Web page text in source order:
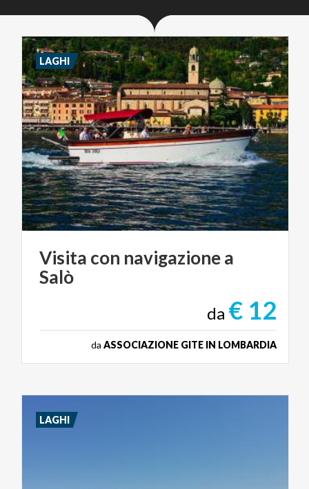
Visita con navigazionea
Salò
da € 12
da ASSOCIAZIONE GITE IN LOMBARDIA
LAGHI
LAGHI